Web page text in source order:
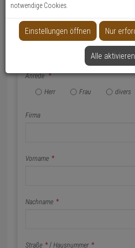
Geschäftskunden-
Konto anlegen
Name & Anschrift
Anrede *
Herr
Frau divers
Firma
Vorname *
Nachname *
Straße * /Hausnummer *
notwendige Cookies.
Einstellungen öffnen Nur
Alle aktivieren